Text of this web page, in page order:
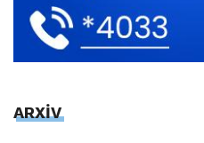
ARXİV